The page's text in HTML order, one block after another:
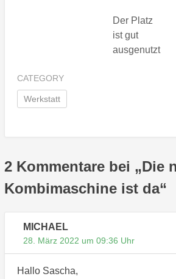
Der Platz
ist gut
ausgenutzt
CATEGORY
Werkstatt
2 Kommentare bei „Die
Kombimaschine ist da“
MICHAEL
28. März 2022 um 09:36 Uhr
Hallo Sascha,